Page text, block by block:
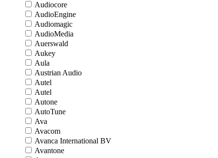
Audiocore
AudioEngine
Audiomagic
AudioMedia
Auerswald
Aukey
Aula
Austrian Audio
Autel
Autel
Autone
AutoTune
Ava
Avacom
Avanca International BV
Avantone